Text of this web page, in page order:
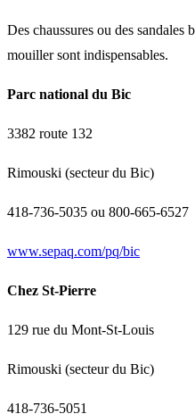
Des chaussures ou des sandales
mouiller sont indispensables.
Parc national du Bic
3382 route 132
Rimouski (secteur du Bic)
418-736-5035 ou 800-665-6527
www.sepaq.com/pq/bic
Chez St-Pierre
129 rue du Mont-St-Louis
Rimouski (secteur du Bic)
418-736-5051